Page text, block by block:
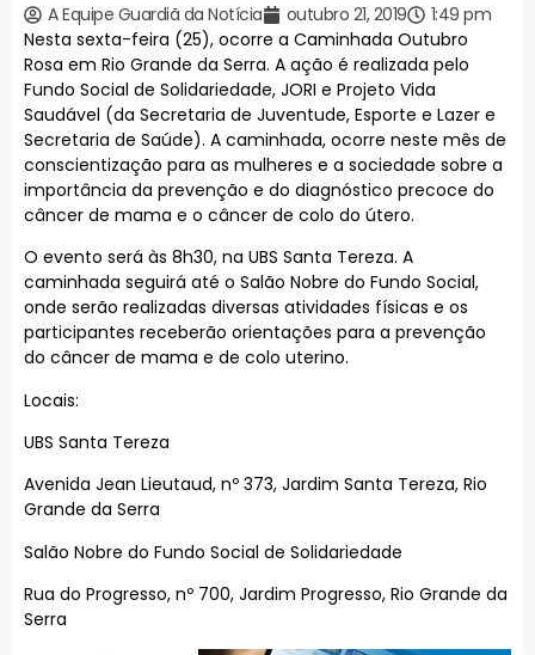
A Equipe Guardiã da Notícia outubro 21, 2019
1:49 pm
Nesta sexta-feira (25), ocorre a Caminhada Outubro
Rosa em Rio Grande da Serra. A ação é realizada pelo
Fundo Social de Solidariedade, JORI e Projeto Vida
Saudável (da Secretaria de Juventude, Esporte e Lazer e
Secretaria de Saúde). A caminhada, ocorre neste mês de
conscientização para as mulheres e a sociedade sobre a
importância da prevenção e do diagnóstico precoce do
câncer de mama e o câncer de colo do útero.
O evento será às 8h30, na UBS Santa Tereza. A
caminhada seguirá até o Salão Nobre do Fundo Social,
onde serão realizadas diversas atividades físicas e os
participantes receberão orientações para a prevenção
do câncer de mama e de colo uterino.
Locais:
UBS Santa Tereza
Avenida Jean Lieutaud, nº 373, Jardim Santa Tereza, Rio
Grande da Serra
Salão Nobre do Fundo Social de Solidariedade
Rua do Progresso, nº 700, Jardim Progresso, Rio Grande da
Serra